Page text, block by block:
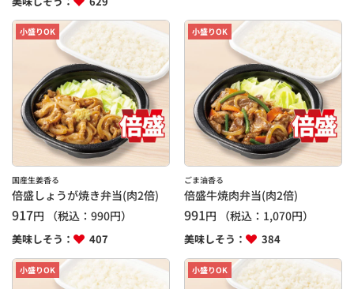
小盛りOK
国産生姜香る
倍盛しょうが焼き弁当(肉2倍)
917円 （税込： 990円）
美味しそう： 407
小盛りOK
ごま油香る
倍盛牛焼肉弁当(肉2倍)
991円 （税込： 1,070円）
美味しそう： 384
小盛りOK 小盛りOK